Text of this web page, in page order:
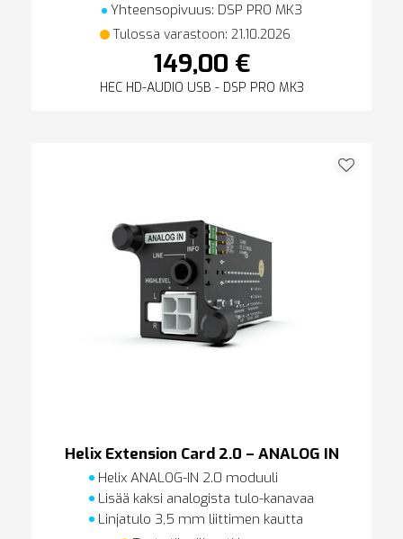
Yhteensopivuus: DSP PRO MK3
Tulossa varastoon: 21.10.2026
149,00 €
HEC HD-AUDIO USB - DSP PRO MK3
Helix Extension Card 2.0 – ANALOG IN
Helix ANALOG-IN 2.0 moduuli
Lisää kaksi analogista tulo-kanavaa
Linjatulo 3,5 mm liittimen kautta